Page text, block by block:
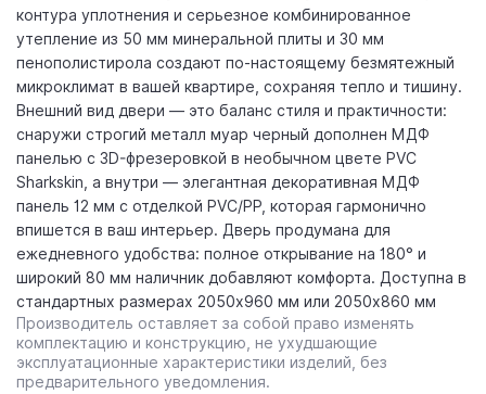
контура уплотнения и серьезное комбинированное
утепление из 50 мм минеральной плиты и 30 мм
пенополистирола создают по-настоящему безмятежный
микроклимат в вашей квартире, сохраняя тепло и тишину.
Внешний вид двери — это баланс стиля и практичности:
снаружи строгий металл муар черный дополнен МДФ
панелью с 3D-фрезеровкой в необычном цвете PVC
Sharkskin, а внутри — элегантная декоративная МДФ
панель 12 мм с отделкой PVC/PP, которая гармонично
впишется в ваш интерьер. Дверь продумана для
ежедневного удобства: полное открывание на 180° и
широкий 80 мм наличник добавляют комфорта. Доступна в
стандартных размерах 2050x960 мм или 2050x860 мм
Производитель оставляет за собой право изменять
комплектацию и конструкцию, не ухудшающие
эксплуатационные характеристики изделий, без
предварительного уведомления.